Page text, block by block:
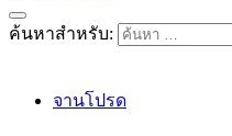
ค้นหาสำหรับ:
จานโปรด